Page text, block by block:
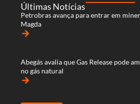
Últimas Notícias
Petrobras avança para entrar em
Magda
arrow_forward
Abegás avalia que Gas Release pode
no gás natural
arrow_forward